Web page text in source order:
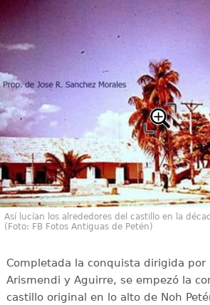
Así lucían los alrededores del castillo en la
(Foto: FB Fotos Antiguas de Petén)
Completada la conquista dirigida por
Arismendi y Aguirre, se empezó la
castillo original en lo alto de Noh